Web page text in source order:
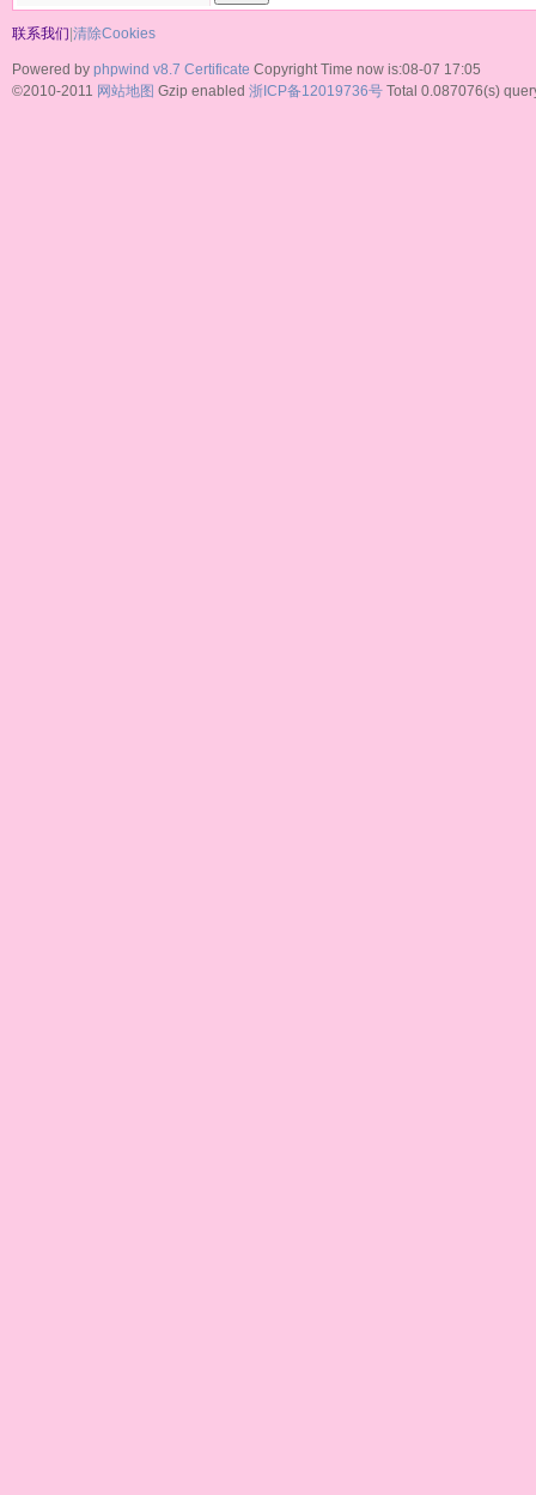
联系我们|清除Cookies
Powered by phpwind v8.7 Certificate Copyright Time now is:08-07 17:05
©2010-2011 网站地图 Gzip enabled 浙ICP备12019736号 Total 0.087076(s)